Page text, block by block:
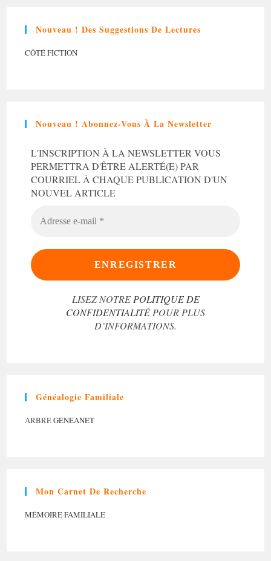
Nouveau ! Des Suggestions De Lectures
CÔTÉ FICTION
Nouveau ! Abonnez-Vous À La Newsletter
L'INSCRIPTION À LA NEWSLETTER VOUS
PERMETTRA D'ÊTRE ALERTÉ(E) PAR
COURRIEL À CHAQUE PUBLICATION D'UN
NOUVEL ARTICLE
LISEZ NOTRE POLITIQUE DE
CONFIDENTIALITÉ POUR PLUS
D’INFORMATIONS.
Généalogie Familiale
ARBREGENEANET
Mon Carnet De Recherche
MÉMOIRE FAMILIALE